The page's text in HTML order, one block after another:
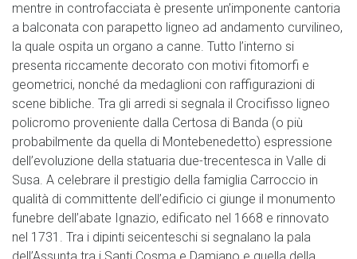
mentre in controfacciata è presente un’imponente cantoria
a balconata con parapetto ligneo ad andamento curvilineo,
la quale ospita un organo a canne. Tutto l’interno si
presenta riccamente decorato con motivi fitomorfi e
geometrici, nonché da medaglioni con raffigurazioni di
scene bibliche. Tra gli arredi si segnala il Crocifisso ligneo
policromo proveniente dalla Certosa di Banda (o più
probabilmente da quella di Montebenedetto) espressione
dell’evoluzione della statuaria due-trecentesca in Valle di
Susa. A celebrare il prestigio della famiglia Carroccio in
qualità di committente dell’edificio ci giunge il monumento
funebre dell’abate Ignazio, edificato nel 1668 e rinnovato
nel 1731. Tra i dipinti seicenteschi si segnalano la pala